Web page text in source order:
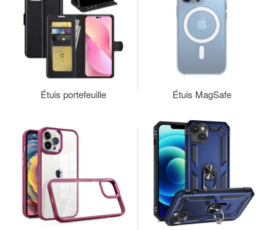
Étuis portefeuille Étuis MagSafe